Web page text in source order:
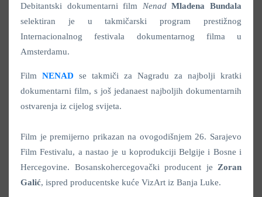
Debitantski dokumentarni film Nenad Mladena Bundala
selektiran je u takmičarski program prestižnog
Internacionalnog festivala dokumentarnog filma u
Amsterdamu.
Film NENAD
se takmiči za Nagradu za najbolji kratki
dokumentarni film, s još jedanaest najboljih dokumentarnih
ostvarenja iz cijelog svijeta.
Film je premijerno prikazan na ovogodišnjem 26. Sarajevo
Film Festivalu, a nastao je u koprodukciji Belgije i Bosne i
Hercegovine. Bosanskohercegovački producent je Zoran
Galić, ispred producentske kuće VizArt iz Banja Luke.